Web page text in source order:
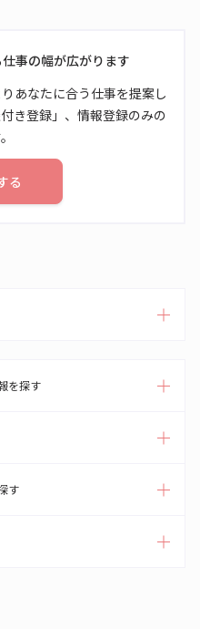
事の幅が広がります
あなたに合う仕事を提案し
き登録」、情報登録のみの
る
を探す
す